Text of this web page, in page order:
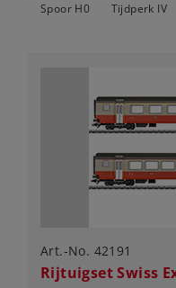
Spoor H0 Tijdperk IV
Art.-No. 42191
Rijtuigset Swiss